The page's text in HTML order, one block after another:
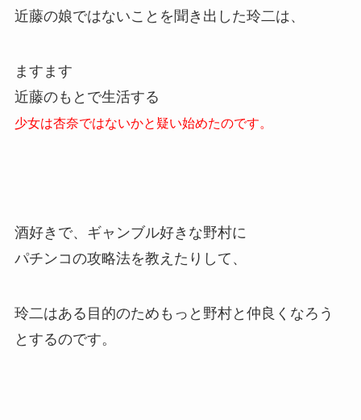
近藤の娘ではないことを聞き出した玲二は、
ますます
近藤のもとで生活する
少女は杏奈ではないかと疑い始めたのです。
酒好きで、ギャンブル好きな野村に
パチンコの攻略法を教えたりして、
玲二はある目的のためもっと野村と仲良くなろう
とするのです。